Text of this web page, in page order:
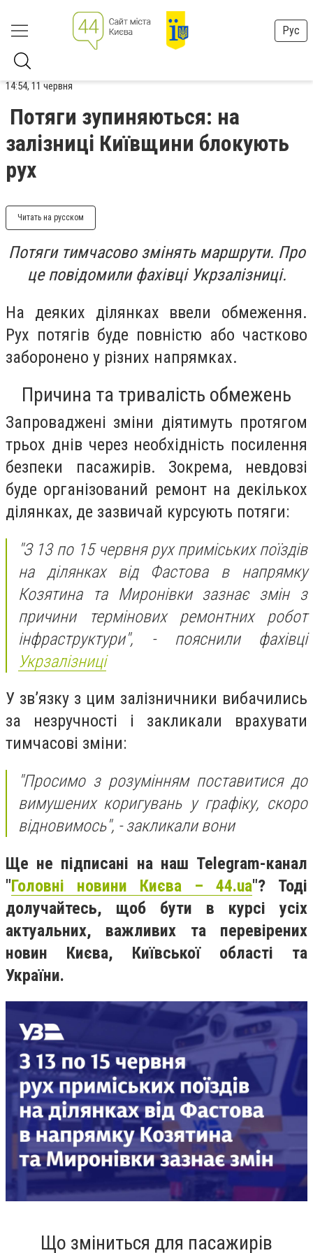
Рус
14:54, 11 червня
Потяги зупиняються: на
залізниці Київщини блокують
рух
Читать на русском
Потяги тимчасово змінять маршрути. Про
це повідомили фахівці Укрзалізниці.
На деяких ділянках ввели обмеження.
Рух потягів буде повністю або частково
заборонено у різних напрямках.
Причина та тривалість обмежень
Запроваджені зміни діятимуть протягом
трьох днів через необхідність посилення
безпеки пасажирів. Зокрема, невдовзі
буде організований ремонт на декількох
ділянках, де зазвичай курсують потяги:
"З 13 по 15 червня рух приміських поїздів
на ділянках від Фастова в напрямку
Козятина та Миронівки зазнає змін з
причини термінових ремонтних робот
інфраструктури", - пояснили фахівці
Укрзалізниці
У зв’язку з цим залізничники вибачились
за незручності і закликали врахувати
тимчасові зміни:
"Просимо з розумінням поставитися до
вимушених коригувань у графіку, скоро
відновимось", - закликали вони
Ще не підписані на наш Telegram-канал
"Головні новини Києва – 44.ua"? Тоді
долучайтесь, щоб бути в курсі усіх
актуальних, важливих та перевірених
новин Києва, Київської області та
України.
Що зміниться для пасажирів